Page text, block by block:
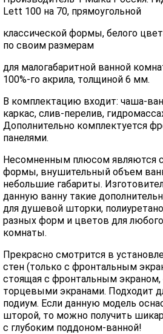
Lett 100 на 70, прямоугольной
классической формы, белого
по своим размерам
для малогабаритной ванной
100%-го акрила, толщиной 6 мм.
В комплектацию входит: чаша-
каркас, слив-перелив,
Дополнительно комплектуется
панелями.
Несомненным плюсом являются
формы, внушительный объем
небольшие габариты.
данную ванну такие
для душевой шторки,
разных форм и цветов для
комнаты.
Прекрасно смотрится в
стен (только с фронтальным
стоящая с фронтальным
торцевыми экранами. Подходит
подиум. Если данную модель
шторой, то можно получить
с глубоким поддоном-ванной!